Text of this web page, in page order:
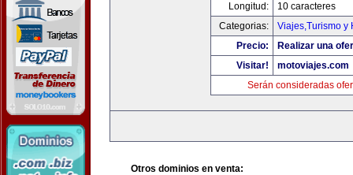
Longitud:
10 caracteres
Categorias:
Viajes,Turismo y
Precio:
Realizar una
Visitar!
motoviajes.com
Serán consideradas
Otros dominios en venta: